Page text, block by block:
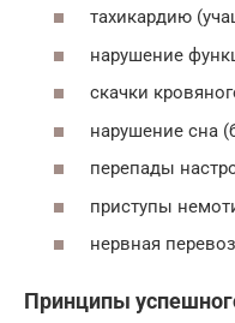
тахикардию
нарушение
скачки
нарушение сна
перепады
приступы
нервная
Принципы